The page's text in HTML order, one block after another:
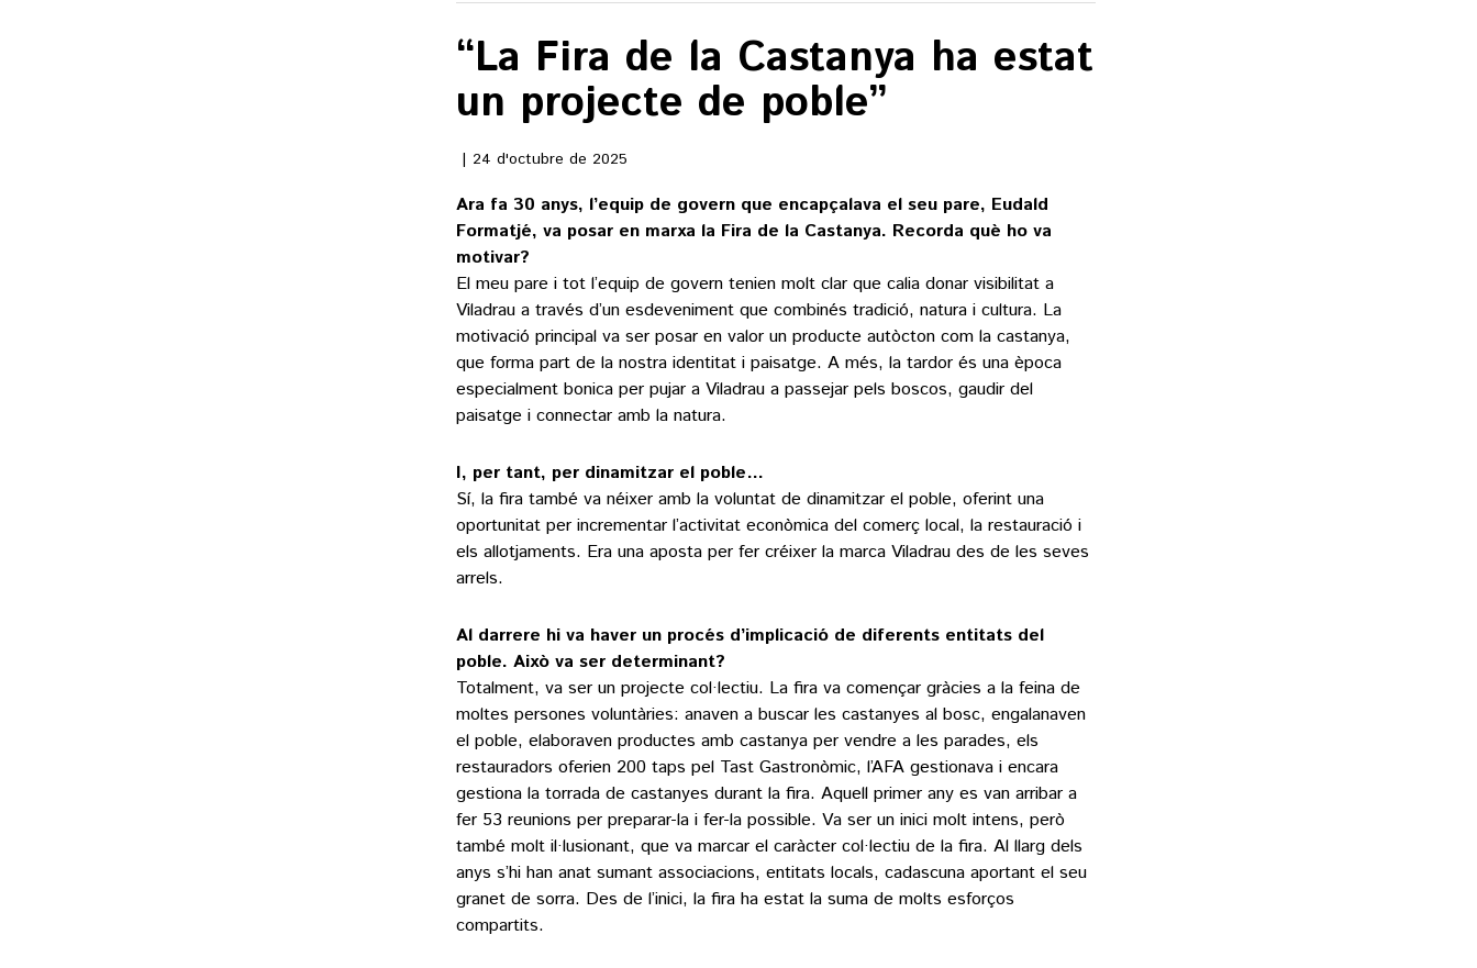
“La Fira de la Castanya ha estat
un projecte de poble”
24 d'octubre de 2025
Ara fa 30 anys, l’equip de govern que encapçalava el seu pare, Eudald
Formatjé, va posar en marxa la Fira de la Castanya. Recorda què ho va
motivar?
El meu pare i tot l’equip de govern tenien molt clar que calia donar visibilitat a
Viladrau a través d’un esdeveniment que combinés tradició, natura i cultura. La
motivació principal va ser posar en valor un producte autòcton com la castanya,
que forma part de la nostra identitat i paisatge. A més, la tardor és una època
especialment bonica per pujar a Viladrau a passejar pels boscos, gaudir del
paisatge i connectar amb la natura.
I, per tant, per dinamitzar el poble…
Sí, la fira també va néixer amb la voluntat de dinamitzar el poble, oferint una
oportunitat per incrementar l’activitat econòmica del comerç local, la restauració i
els allotjaments. Era una aposta per fer créixer la marca Viladrau des de les seves
arrels.
Al darrere hi va haver un procés d’implicació de diferents entitats del
poble. Això va ser determinant?
Totalment, va ser un projecte col·lectiu. La fira va començar gràcies a la feina de
moltes persones voluntàries: anaven a buscar les castanyes al bosc, engalanaven
el poble, elaboraven productes amb castanya per vendre a les parades, els
restauradors oferien 200 taps pel Tast Gastronòmic, l’AFA gestionava i encara
gestiona la torrada de castanyes durant la fira. Aquell primer any es van arribar a
fer 53 reunions per preparar-la i fer-la possible. Va ser un inici molt intens, però
també molt il·lusionant, que va marcar el caràcter col·lectiu de la fira. Al llarg dels
anys s’hi han anat sumant associacions, entitats locals, cadascuna aportant el seu
granet de sorra. Des de l’inici, la fira ha estat la suma de molts esforços
compartits.